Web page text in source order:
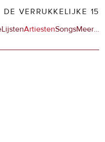
DE VERRUKKELIJKE 15
LijstenArtiestenSongsMeerop
…